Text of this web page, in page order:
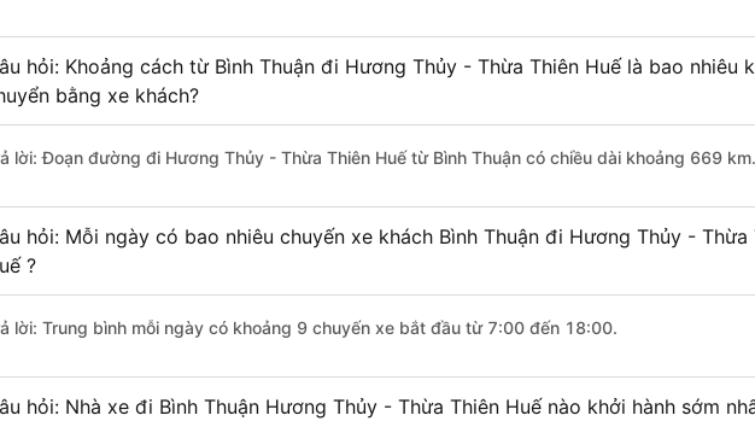
hỏi: Khoảng cách từ Bình Thuận đi Hương Thủy - Thừa Thiên Huế là bao nhiêu
bằng xe khách?
lời: Đoạn đường đi Hương Thủy - Thừa Thiên Huế từ Bình Thuận có chiều dài khoảng 669 km.
hỏi: Mỗi ngày có bao nhiêu chuyến xe khách Bình Thuận đi Hương Thủy - Thừa
?
lời: Trung bình mỗi ngày có khoảng 9 chuyến xe bắt đầu từ 7:00 đến 18:00.
hỏi: Nhà xe đi Bình Thuận Hương Thủy - Thừa Thiên Huế nào khởi hành sớm